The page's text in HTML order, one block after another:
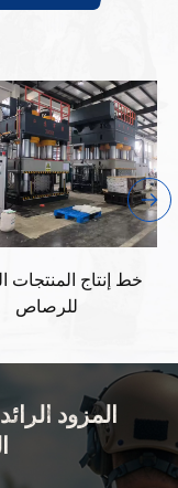
خط إنتاج المنتجات
للرصاص
المزود